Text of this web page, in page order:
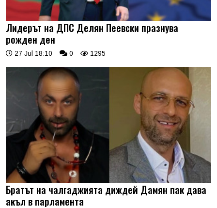
Лидерът на ДПС Делян Пеевски празнува
рожден ден
27 Jul 18:10 0 1295
Братът на чалгаджията диждей Дамян пак дава
акъл в парламента